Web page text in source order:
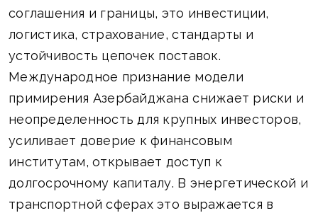
соглашения и границы, это инвестиции,
логистика, страхование, стандарты и
устойчивость цепочек поставок.
Международное признание модели
примирения Азербайджана снижает риски и
неопределенность для крупных инвесторов,
усиливает доверие к финансовым
институтам, открывает доступ к
долгосрочному капиталу. В энергетической и
транспортной сферах это выражается в